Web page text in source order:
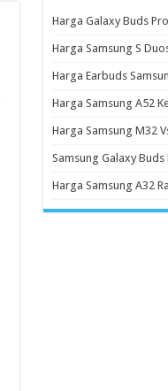
Harga Galaxy Buds
Harga Samsung S
Harga Earbuds
Harga Samsung A52
Harga Samsung M32
Samsung Galaxy Buds
Harga Samsung A32